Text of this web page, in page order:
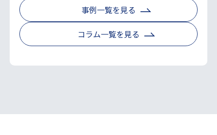
事例一覧を見る
コラム一覧を見る